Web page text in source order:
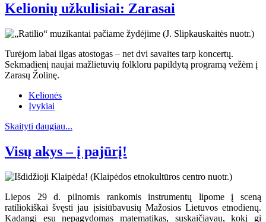
Kelionių užkulisiai: Zarasai
Turėjom labai ilgas atostogas – net dvi savaites tarp koncertų.
Sekmadienį naujai mažlietuvių folkloru papildytą programą vežėm į
Zarasų Žolinę.
Kelionės
Įvykiai
Skaityti daugiau...
Visų akys – į pajūrį!
Liepos 29 d. pilnomis rankomis instrumentų lipome į sceną
ratiliokiškai švęsti jau įsisiūbavusių Mažosios Lietuvos etnodienų.
Kadangi esu nepagydomas matematikas, suskaičiavau, kokį gi